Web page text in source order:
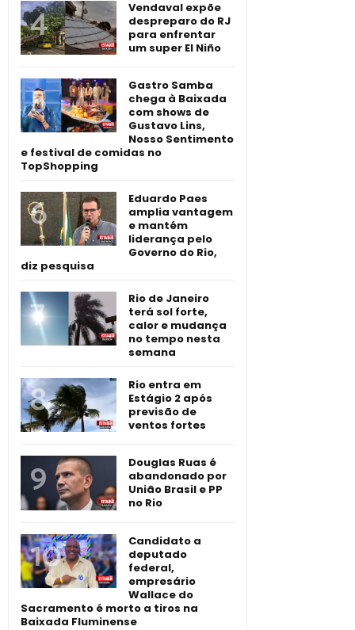
Vendaval expõe
despreparo do RJ
para enfrentar
um super El Niño
Gastro Samba
chega à Baixada
com shows de
Gustavo Lins,
Nosso Sentimento
e festival de comidas no
TopShopping
Eduardo Paes
amplia vantagem
e mantém
liderança pelo
Governo do Rio,
diz pesquisa
Rio de Janeiro
terá sol forte,
calor e mudança
no tempo nesta
semana
Rio entra em
Estágio 2 após
previsão de
ventos fortes
Douglas Ruas é
abandonado por
União Brasil e PP
no Rio
Candidato a
deputado
federal,
empresário
Wallace do
Sacramento é morto a tiros na
Baixada Fluminense